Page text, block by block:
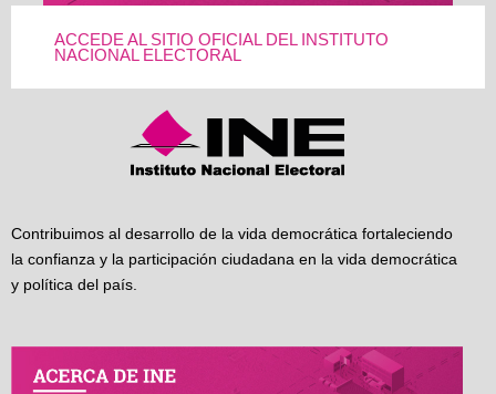
ACCEDE AL SITIO OFICIAL DEL INSTITUTO
NACIONAL ELECTORAL
Contribuimos al desarrollo de la vida democrática fortaleciendo
la confianza y la participación ciudadana en la vida democrática
y política del país.